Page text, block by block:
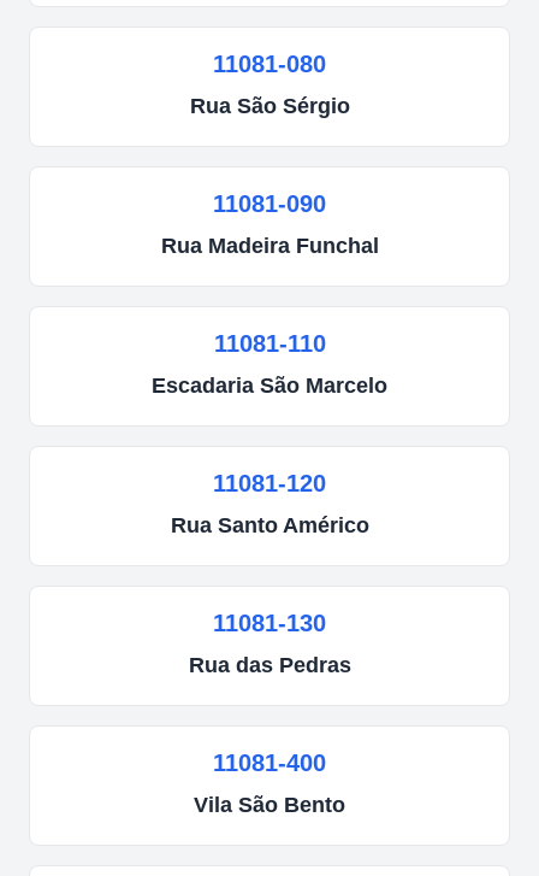
11081-080
Rua São Sérgio
11081-090
Rua Madeira Funchal
11081-110
Escadaria São Marcelo
11081-120
Rua Santo Américo
11081-130
Rua das Pedras
11081-400
Vila São Bento